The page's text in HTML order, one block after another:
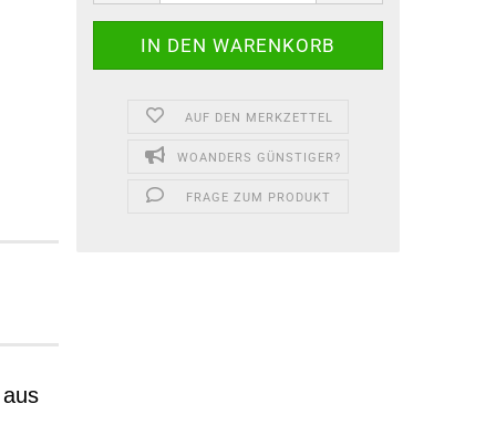
AUF DEN MERKZETTEL
WOANDERS GÜNSTIGER?
FRAGE ZUM PRODUKT